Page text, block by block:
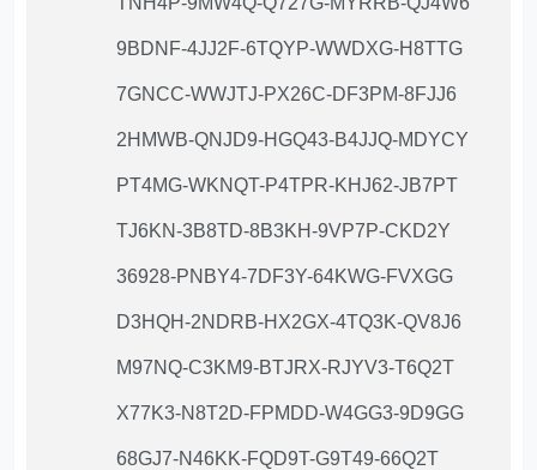
9BDNF-4JJ2F-6TQYP-WWDXG-H8TTG
7GNCC-WWJTJ-PX26C-DF3PM-8FJJ6
2HMWB-QNJD9-HGQ43-B4JJQ-MDYCY
PT4MG-WKNQT-P4TPR-KHJ62-JB7PT
TJ6KN-3B8TD-8B3KH-9VP7P-CKD2Y
36928-PNBY4-7DF3Y-64KWG-FVXGG
D3HQH-2NDRB-HX2GX-4TQ3K-QV8J6
M97NQ-C3KM9-BTJRX-RJYV3-T6Q2T
X77K3-N8T2D-FPMDD-W4GG3-9D9GG
68GJ7-N46KK-FQD9T-G9T49-66Q2T